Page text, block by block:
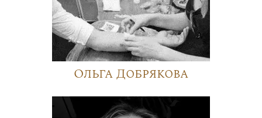
Ольга Добрякова